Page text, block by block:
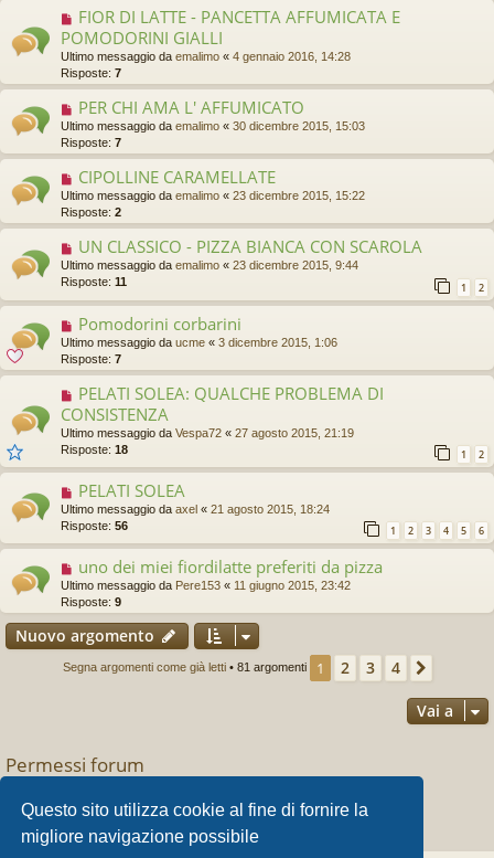
Questo sito utilizza cookie al fine di fornire la
migliore navigazione possibile
FIOR DI LATTE - PANCETTA AFFUMICATA E
POMODORINI GIALLI
Ultimo messaggio da emalimo « 4 gennaio 2016, 14:28
Risposte: 7
PER CHI AMA L' AFFUMICATO
Ultimo messaggio da emalimo « 30 dicembre 2015, 15:03
Risposte: 7
CIPOLLINE CARAMELLATE
Ultimo messaggio da emalimo « 23 dicembre 2015, 15:22
Risposte: 2
UN CLASSICO - PIZZA BIANCA CON SCAROLA
Ultimo messaggio da emalimo « 23 dicembre 2015, 9:44
Risposte: 11 1 2
Pomodorini corbarini
Ultimo messaggio da ucme « 3 dicembre 2015, 1:06
Risposte: 7
PELATI SOLEA: QUALCHE PROBLEMA DI
CONSISTENZA
Ultimo messaggio da Vespa72 « 27 agosto 2015, 21:19
Risposte: 18 1 2
PELATI SOLEA
Ultimo messaggio da axel « 21 agosto 2015, 18:24
Risposte: 56 1 2 3 4 5 6
uno dei miei fiordilatte preferiti da pizza
Ultimo messaggio da Pere153 « 11 giugno 2015, 23:42
Risposte: 9
Nuovo argomento
Segna argomenti come già letti• 81 argomenti 1 2 3 4
Vai a
Permessi forum
Non puoirispondere negli argomenti
Non puoi
Non puoicancellare i tuoi messaggi